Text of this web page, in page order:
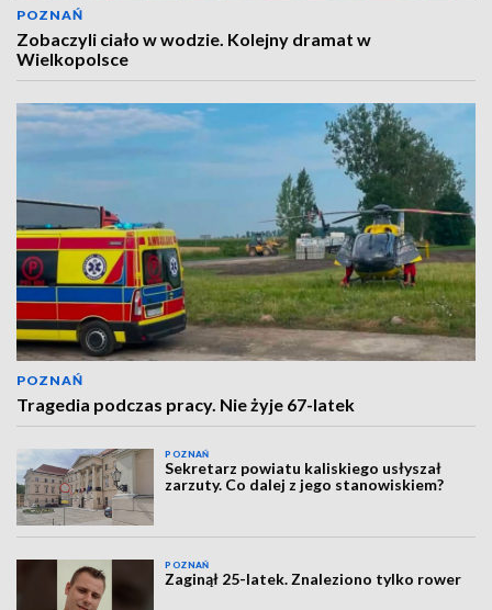
POZNAŃ
Zobaczyli ciało w wodzie. Kolejny dramat w
Wielkopolsce
POZNAŃ
Tragedia podczas pracy. Nie żyje 67-latek
POZNAŃ
Sekretarz powiatu kaliskiego usłyszał
zarzuty. Co dalej z jego stanowiskiem?
POZNAŃ
Zaginął 25-latek. Znaleziono tylko rower